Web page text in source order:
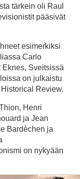
tärkein oli Raul
pääsivät
esimerkiksi
Carlo
Eknes, Sveitsissä
on julkaistu
Review.
Henri
ja Jean
Bardèchen ja
on nykyään